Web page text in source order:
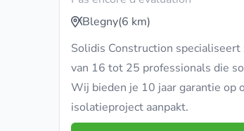
Blegny(6 km)
Solidis Construction
van 16 tot 25 professionals die
Wij bieden je 10 jaar garantie op
isolatieproject aanpakt.